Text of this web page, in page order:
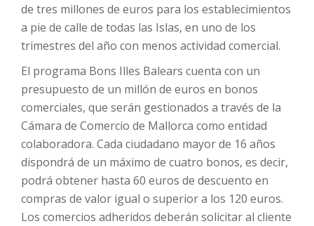
de tres millones de euros para los establecimientos
a pie de calle de todas las Islas, en uno de los
trimestres del año con menos actividad comercial.
El programa Bons Illes Balears cuenta con un
presupuesto de un millón de euros en bonos
comerciales, que serán gestionados a través de la
Cámara de Comercio de Mallorca como entidad
colaboradora. Cada ciudadano mayor de 16 años
dispondrá de un máximo de cuatro bonos, es decir,
podrá obtener hasta 60 euros de descuento en
compras de valor igual o superior a los 120 euros.
Los comercios adheridos deberán solicitar al cliente